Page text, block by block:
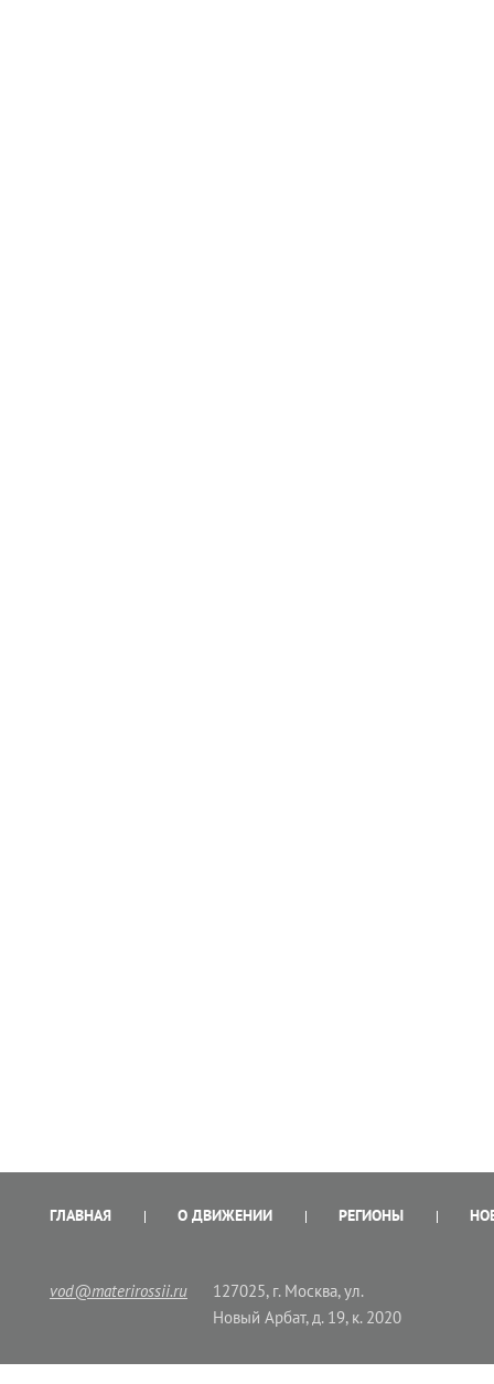
ГЛАВНАЯ О ДВИЖЕНИИ РЕГИОНЫ
vod@materirossii.ru
127025, г. Москва, ул.
Новый Арбат, д. 19, к. 2020